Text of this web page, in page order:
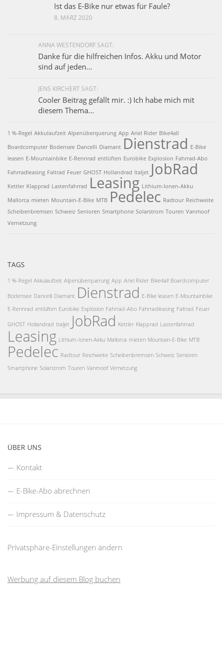
Ist das E-Bike nur etwas für Faule?
8. MÄRZ 2020
ANNA WESTENDORF SAGT:
Danke für die hilfreichen Infos. Akku und Motor
sind auf jeden...
JENS KIRCHERT SAGT:
Cooler Beitrag gefällt mir. :) Ich habe mich mit
diesem Thema...
1 %-Regel Akkulaufzeit Alpenüberquerung App Ariel Rider Bike4all
Boardcomputer Bodensee Dancelli Diamant Dienstrad E-Bike
leasen E-Mountainbike E-Rennrad entlüften Eurobike Explosion Fahrrad-Abo
Fahrradleasing Faltrad Feuer GHOST Hollandrad Italjet JobRad
Kettler Klapprad Lastenfahrrad Leasing Lithium-Ionen-Akku
Mallorca mieten Mountain-E-Bike MTB Pedelec Radtour Reichweite
Scheibenbremsen Schweiz Senioren Smartphone Solarstrom Touren Vanmoof
Vernetzung
TAGS
1 %-Regel Akkulaufzeit Alpenüberquerung App Ariel Rider Bike4all Boardcomputer
Bodensee Dancelli Diamant Dienstrad E-Bike leasen E-Mountainbike
E-Rennrad entlüften Eurobike Explosion Fahrrad-Abo Fahrradleasing Faltrad Feuer
GHOST Hollandrad Italjet JobRad Kettler Klapprad Lastenfahrrad
Leasing Lithium-Ionen-Akku Mallorca mieten Mountain-E-Bike MTB
Pedelec Radtour Reichweite Scheibenbremsen Schweiz Senioren
Smartphone Solarstrom Touren Vanmoof Vernetzung
ÜBER UNS
Kontakt
E-Bike-Abo abrechnen
Impressum & Datenschutz
Privatsphäre-Einstellungen ändern
Werbung auf diesem Blog buchen